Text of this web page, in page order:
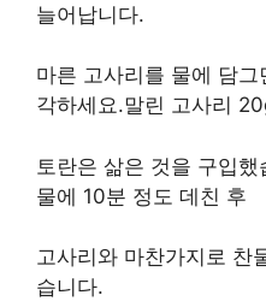
늘어납니다.
마른 고사리를 물에 담
각하세요.말린 고사리
토란은 삶은 것을 구입
물에 10분 정도 데친 후
고사리와 마찬가지로 찬
습니다.